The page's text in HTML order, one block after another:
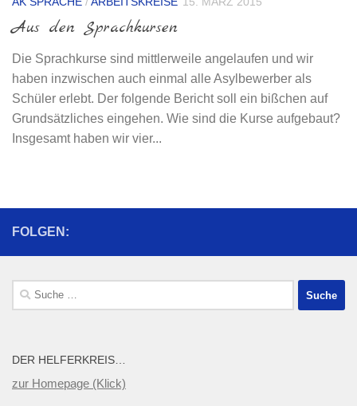
Aus den Sprachkursen
Die Sprachkurse sind mittlerweile angelaufen und wir
haben inzwischen auch einmal alle Asylbewerber als
Schüler erlebt. Der folgende Bericht soll ein bißchen auf
Grundsätzliches eingehen. Wie sind die Kurse aufgebaut?
Insgesamt haben wir vier...
FOLGEN:
Suche
nach:
DER HELFERKREIS…
zur Homepage (Klick)